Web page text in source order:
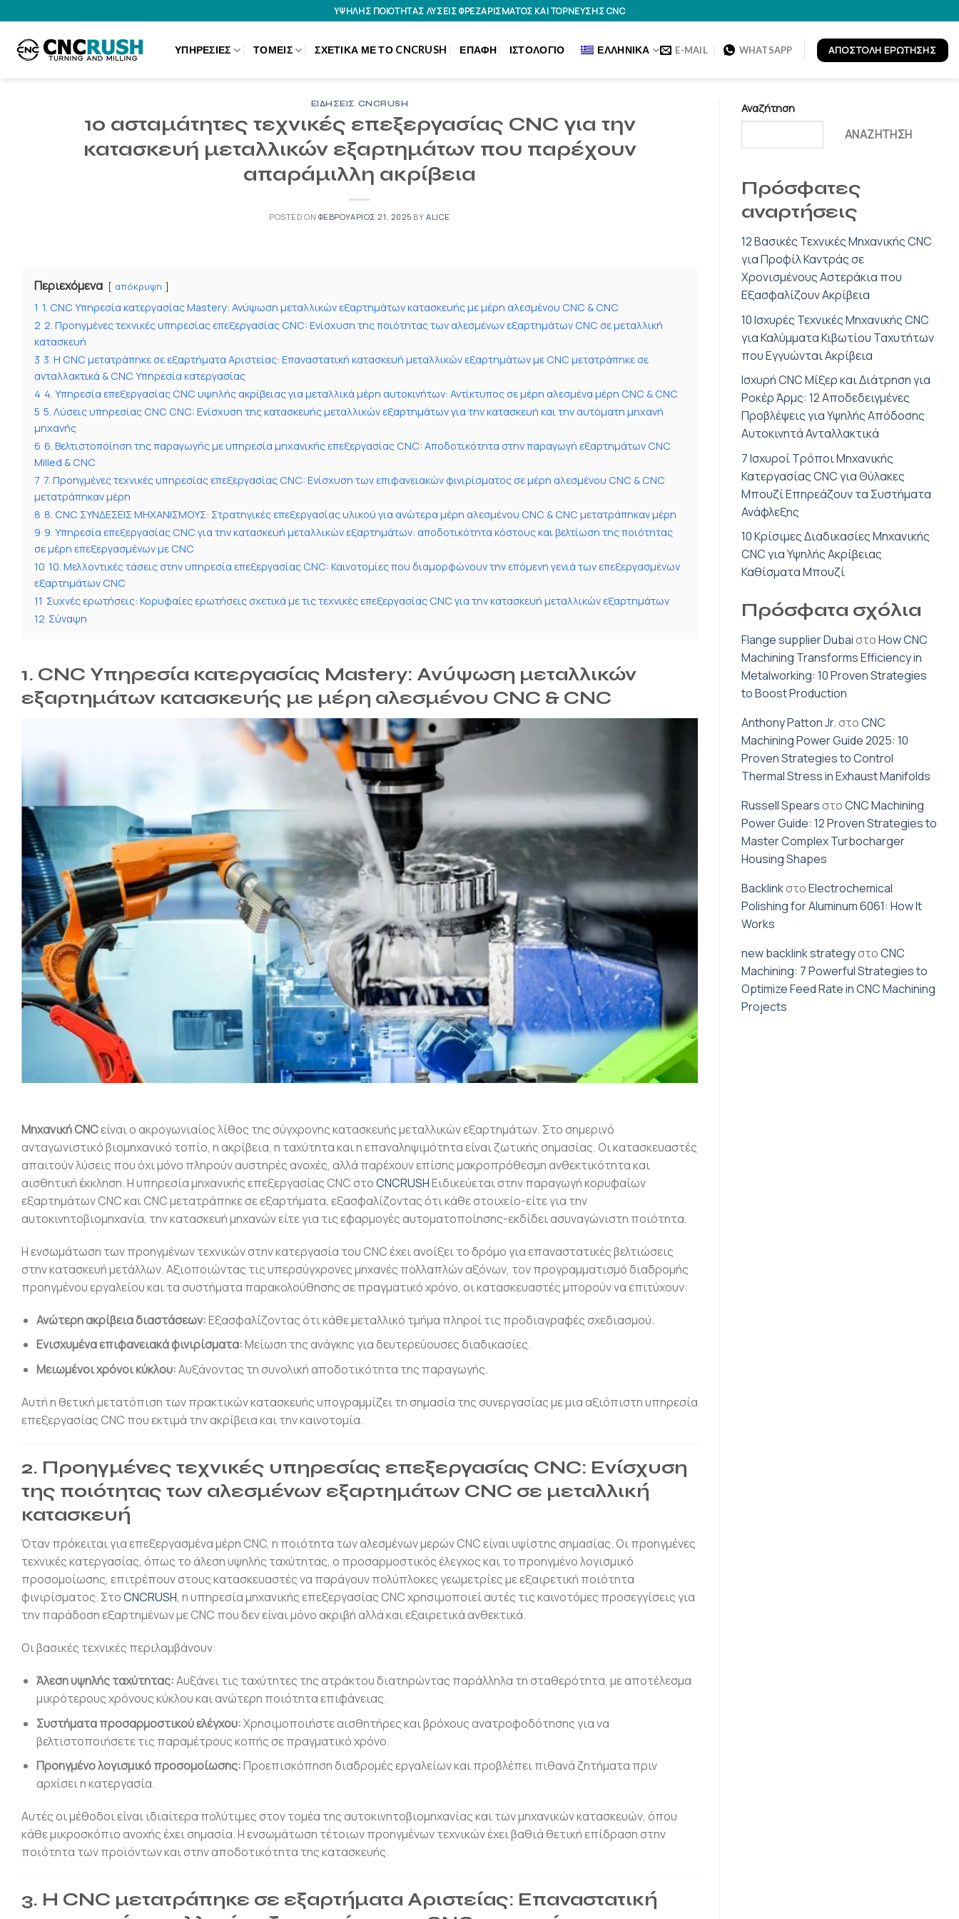
στο
περιεχόμενο
ΥΨΗΛΉΣ ΠΟΙΌΤΗΤΑΣ ΛΎΣΕΙΣ ΦΡΕΖΑΡΊΣΜΑΤΟΣ ΚΑΙ ΤΌΡΝΕΥΣΗΣ CNC
ΥΠΗΡΕΣΊΕΣ ΤΟΜΕΊΣ ΣΧΕΤΙΚΆ ΜΕ ΤΟ CNCRUSH ΕΠΑΦΉ ΙΣΤΟΛΌΓΙΟ ΕΛΛΗΝΙΚΆ E-MAIL WHATSAPP ΑΠΟΣΤΟΛΉ ΕΡΏΤΗΣΗΣ
ΕΙΔΉΣΕΙΣ CNCRUSH
10 ασταμάτητες τεχνικές επεξεργασίας CNC για την
κατασκευή μεταλλικών εξαρτημάτων που παρέχουν
απαράμιλλη ακρίβεια
POSTED ON ΦΕΒΡΟΥΆΡΙΟΣ 21, 2025 BYALICE
Περιεχόμενα απόκρυψη
1 1. CNC Υπηρεσία κατεργασίας Mastery: Ανύψωση μεταλλικών εξαρτημάτων κατασκευής με μέρη αλεσμένου CNC & CNC
2 2. Προηγμένες τεχνικές υπηρεσίας επεξεργασίας CNC: Ενίσχυση της ποιότητας των αλεσμένων εξαρτημάτων CNC σε μεταλλική
κατασκευή
3 3. Η CNC μετατράπηκε σε εξαρτήματα Αριστείας: Επαναστατική κατασκευή μεταλλικών εξαρτημάτων με CNC μετατράπηκε σε
ανταλλακτικά & CNC Υπηρεσία κατεργασίας
4 4. Υπηρεσία επεξεργασίας CNC υψηλής ακρίβειας για μεταλλικά μέρη αυτοκινήτων: Αντίκτυπος σε μέρη αλεσμένα μέρη CNC & CNC
5 5. Λύσεις υπηρεσίας CNC CNC: Ενίσχυση της κατασκευής μεταλλικών εξαρτημάτων για την κατασκευή και την αυτόματη μηχανή
μηχανής
6 6. Βελτιστοποίηση της παραγωγής με υπηρεσία μηχανικής επεξεργασίας CNC: Αποδοτικότητα στην παραγωγή εξαρτημάτων CNC
Milled & CNC
7 7. Προηγμένες τεχνικές υπηρεσίας επεξεργασίας CNC: Ενίσχυση των επιφανειακών φινιρίσματος σε μέρη αλεσμένου CNC & CNC
μετατράπηκαν μέρη
8 8. CNC ΣΥΝΔΕΣΕΙΣ ΜΗΧΑΝΙΣΜΟΥΣ: Στρατηγικές επεξεργασίας υλικού για ανώτερα μέρη αλεσμένου CNC & CNC μετατράπηκαν μέρη
9 9. Υπηρεσία επεξεργασίας CNC για την κατασκευή μεταλλικών εξαρτημάτων: αποδοτικότητα κόστους και βελτίωση της ποιότητας
σε μέρη επεξεργασμένων με CNC
10 10. Μελλοντικές τάσεις στην υπηρεσία επεξεργασίας CNC: Καινοτομίες που διαμορφώνουν την επόμενη γενιά των επεξεργασμένων
εξαρτημάτων CNC
11 Συχνές ερωτήσεις: Κορυφαίες ερωτήσεις σχετικά με τις τεχνικές επεξεργασίας CNC για την κατασκευή μεταλλικών εξαρτημάτων
12 Σύναψη
1. CNC Υπηρεσία κατεργασίας Mastery: Ανύψωση μεταλλικών
εξαρτημάτων κατασκευής με μέρη αλεσμένου CNC & CNC
Μηχανική CNCείναι ο ακρογωνιαίος λίθος της σύγχρονης κατασκευής μεταλλικών εξαρτημάτων. Στο σημερινό
ανταγωνιστικό βιομηχανικό τοπίο, η ακρίβεια, η ταχύτητα και η επαναληψιμότητα είναι ζωτικής σημασίας. Οι κατασκευαστές
απαιτούν λύσεις που όχι μόνο πληρούν αυστηρές ανοχές, αλλά παρέχουν επίσης μακροπρόθεσμη ανθεκτικότητα και
αισθητική έκκληση. Η υπηρεσία μηχανικής επεξεργασίας CNC στοCNCRUSHΕιδικεύεται στην παραγωγή κορυφαίων
εξαρτημάτων CNC και CNC μετατράπηκε σε εξαρτήματα, εξασφαλίζοντας ότι κάθε στοιχείο-είτε για την
αυτοκινητοβιομηχανία, την κατασκευή μηχανών είτε για τις εφαρμογές αυτοματοποίησης-εκδίδει ασυναγώνιστη ποιότητα.
Η ενσωμάτωση των προηγμένων τεχνικών στην κατεργασία του CNC έχει ανοίξει το δρόμο για επαναστατικές βελτιώσεις
στην κατασκευή μετάλλων. Αξιοποιώντας τις υπερσύγχρονες μηχανές πολλαπλών αξόνων, τον προγραμματισμό διαδρομής
προηγμένου εργαλείου και τα συστήματα παρακολούθησης σε πραγματικό χρόνο, οι κατασκευαστές μπορούν να επιτύχουν:
Ανώτερη ακρίβεια διαστάσεων:Εξασφαλίζοντας ότι κάθε μεταλλικό τμήμα πληροί τις προδιαγραφές σχεδιασμού.
Ενισχυμένα επιφανειακά φινιρίσματα:Μείωση της ανάγκης για δευτερεύουσες διαδικασίες.
Μειωμένοι χρόνοι κύκλου:Αυξάνοντας τη συνολική αποδοτικότητα της παραγωγής.
Αυτή η θετική μετατόπιση των πρακτικών κατασκευής υπογραμμίζει τη σημασία της συνεργασίας με μια αξιόπιστη υπηρεσία
επεξεργασίας CNC που εκτιμά την ακρίβεια και την καινοτομία.
2. Προηγμένες τεχνικές υπηρεσίας επεξεργασίας CNC: Ενίσχυση
της ποιότητας των αλεσμένων εξαρτημάτων CNC σε μεταλλική
κατασκευή
Όταν πρόκειται για επεξεργασμένα μέρη CNC, η ποιότητα των αλεσμένων μερών CNC είναι υψίστης σημασίας. Οι προηγμένες
τεχνικές κατεργασίας, όπως το άλεση υψηλής ταχύτητας, ο προσαρμοστικός έλεγχος και το προηγμένο λογισμικό
προσομοίωσης, επιτρέπουν στους κατασκευαστές να παράγουν πολύπλοκες γεωμετρίες με εξαιρετική ποιότητα
φινιρίσματος. ΣτοCNCRUSH, η υπηρεσία μηχανικής επεξεργασίας CNC χρησιμοποιεί αυτές τις καινοτόμες προσεγγίσεις για
την παράδοση εξαρτημένων με CNC που δεν είναι μόνο ακριβή αλλά και εξαιρετικά ανθεκτικά.
Οι βασικές τεχνικές περιλαμβάνουν:
Άλεση υψηλής ταχύτητας:Αυξάνει τις ταχύτητες της ατράκτου διατηρώντας παράλληλα τη σταθερότητα, με αποτέλεσμα
μικρότερους χρόνους κύκλου και ανώτερη ποιότητα επιφάνειας.
Συστήματα προσαρμοστικού ελέγχου:Χρησιμοποιήστε αισθητήρες και βρόχους ανατροφοδότησης για να
βελτιστοποιήσετε τις παραμέτρους κοπής σε πραγματικό χρόνο.
Προηγμένο λογισμικό προσομοίωσης:Προεπισκόπηση διαδρομές εργαλείων και προβλέπει πιθανά ζητήματα πριν
αρχίσει η κατεργασία.
Αυτές οι μέθοδοι είναι ιδιαίτερα πολύτιμες στον τομέα της αυτοκινητοβιομηχανίας και των μηχανικών κατασκευών, όπου
κάθε μικροσκόπιο ανοχής έχει σημασία. Η ενσωμάτωση τέτοιων προηγμένων τεχνικών έχει βαθιά θετική επίδραση στην
ποιότητα των προϊόντων και στην αποδοτικότητα της κατασκευής.
3. Η CNC μετατράπηκε σε εξαρτήματα Αριστείας: Επαναστατική
Αναζήτηση
ΑΝΑΖΉΤΗΣΗ
Πρόσφατες
αναρτήσεις
12 Βασικές Τεχνικές Μηχανικής CNC
για Προφίλ Καντράς σε
Χρονισμένους Αστεράκια που
Εξασφαλίζουν Ακρίβεια
10 Ισχυρές Τεχνικές Μηχανικής CNC
για Καλύμματα Κιβωτίου Ταχυτήτων
που Εγγυώνται Ακρίβεια
Ισχυρή CNC Μίξερ και Διάτρηση για
Ροκέρ Άρμς: 12 Αποδεδειγμένες
Προβλέψεις για Υψηλής Απόδοσης
Αυτοκινητά Ανταλλακτικά
7 Ισχυροί Τρόποι Μηχανικής
Κατεργασίας CNC για Θύλακες
Μπουζί Επηρεάζουν τα Συστήματα
Ανάφλεξης
10 Κρίσιμες Διαδικασίες Μηχανικής
CNC για Υψηλής Ακρίβειας
Καθίσματα Μπουζί
Πρόσφατα σχόλια
Flange supplier DubaiστοHow CNC
Machining Transforms Efficiency in
Metalworking: 10 Proven Strategies
to Boost Production
Anthony Patton Jr.στοCNC
Machining Power Guide 2025: 10
Proven Strategies to Control
Thermal Stress in Exhaust Manifolds
Russell SpearsστοCNC Machining
Power Guide: 12 Proven Strategies to
Master Complex Turbocharger
Housing Shapes
BacklinkστοElectrochemical
Polishing for Aluminum 6061: How It
Works
new backlink strategyστοCNC
Machining: 7 Powerful Strategies to
Optimize Feed Rate in CNC Machining
Projects